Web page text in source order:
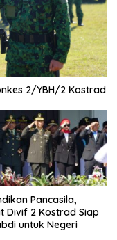
2/YBH/2 Kostrad
Pancasila,
Divif 2 Kostrad Siap
untuk Negeri